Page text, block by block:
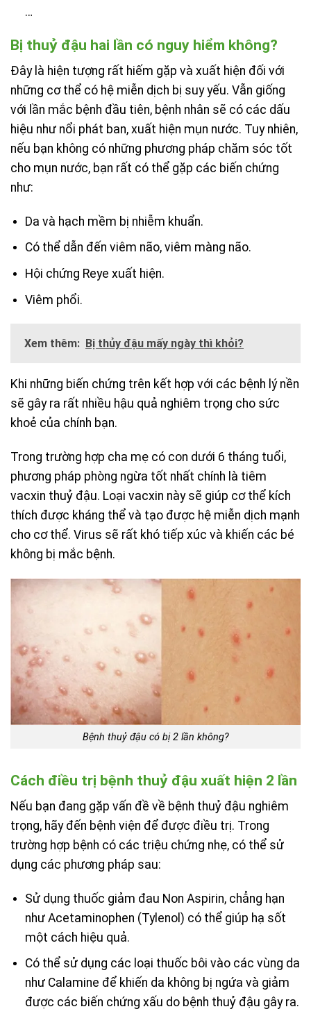
…
Bị thuỷ đậu hai lần có nguy hiểm không?
Đây là hiện tượng rất hiếm gặp và xuất hiện đối với
những cơ thể có hệ miễn dịch bị suy yếu. Vẫn giống
với lần mắc bệnh đầu tiên, bệnh nhân sẽ có các dấu
hiệu như nổi phát ban, xuất hiện mụn nước. Tuy nhiên,
nếu bạn không có những phương pháp chăm sóc tốt
cho mụn nước, bạn rất có thể gặp các biến chứng
như:
Da và hạch mềm bị nhiễm khuẩn.
Có thể dẫn đến viêm não, viêm màng não.
Hội chứng Reye xuất hiện.
Viêm phổi.
Xem thêm: Bị thủy đậu mấy ngày thì khỏi?
Khi những biến chứng trên kết hợp với các bệnh lý nền
sẽ gây ra rất nhiều hậu quả nghiêm trọng cho sức
khoẻ của chính bạn.
Trong trường hợp cha mẹ có con dưới 6 tháng tuổi,
phương pháp phòng ngừa tốt nhất chính là tiêm
vacxin thuỷ đậu. Loại vacxin này sẽ giúp cơ thể kích
thích được kháng thể và tạo được hệ miễn dịch mạnh
cho cơ thể. Virus sẽ rất khó tiếp xúc và khiến các bé
không bị mắc bệnh.
Bệnh thuỷ đậu có bị 2 lần không?
Cách điều trị bệnh thuỷ đậu xuất hiện 2 lần
Nếu bạn đang gặp vấn đề về bệnh thuỷ đậu nghiêm
trọng, hãy đến bệnh viện để được điều trị. Trong
trường hợp bệnh có các triệu chứng nhẹ, có thể sử
dụng các phương pháp sau:
Sử dụng thuốc giảm đau Non Aspirin, chẳng hạn
như Acetaminophen (Tylenol) có thể giúp hạ sốt
một cách hiệu quả.
Có thể sử dụng các loại thuốc bôi vào các vùng da
như Calamine để khiến da không bị ngứa và giảm
được các biến chứng xấu do bệnh thuỷ đậu gây ra.